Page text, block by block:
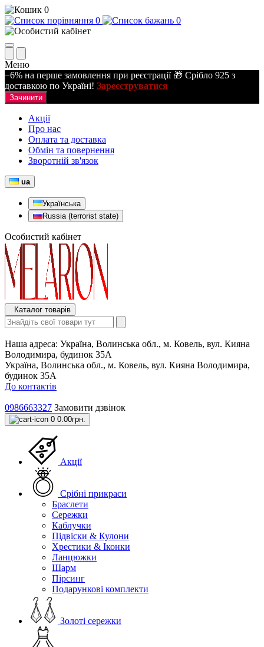
0
0
0
Меню
−6% на перше замовлення при реєстрації 🎁 Срібло 925 з
доставкою по Україні! Зареєструватися
Зачинити
Акції
Про нас
Оплата та доставка
Обмін та повернення
Зворотній зв'язок
ua
Українська
Russia (terrorist state)
Особистий кабінет
Каталог товарів
Наша адреса: Україна, Волинська обл., м. Ковель, вул. Кияна
Володимира, будинок 35А
Україна, Волинська обл., м. Ковель, вул. Кияна Володимира,
будинок 35А
До контактів
0986663327 Замовити дзвінок
0 0.00грн.
Акції
Срібні прикраси
Браслети
Сережки
Каблучки
Підвіски & Кулони
Хрестики & Іконки
Ланцюжки
Шарм
Пірсинг
Подарункові комплекти
Золоті сережки